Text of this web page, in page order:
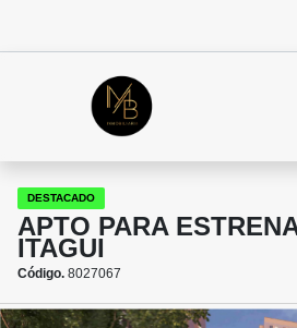
DESTACADO
APTO PARA
ITAGUI
Código. 8027067